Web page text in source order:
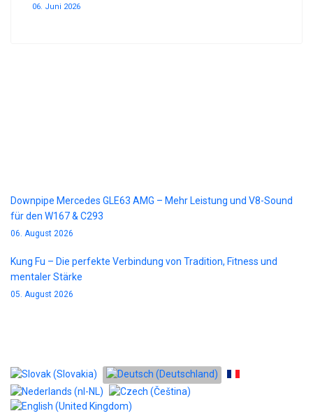
06. Juni 2026
Downpipe Mercedes GLE63 AMG – Mehr Leistung und V8-Sound
für den W167 & C293
06. August 2026
Kung Fu – Die perfekte Verbindung von Tradition, Fitness und
mentaler Stärke
05. August 2026